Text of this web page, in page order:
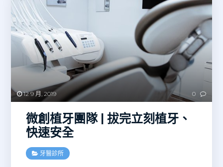
12 9 月, 2019 0
微創植牙團隊 | 拔完立刻植牙、
快速安全
牙醫診所